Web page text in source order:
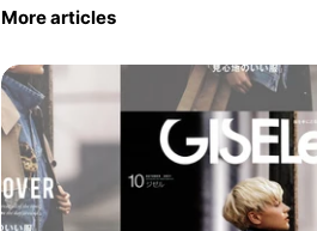
More articles